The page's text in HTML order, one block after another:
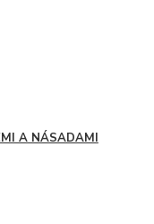
A NÁSADAMI